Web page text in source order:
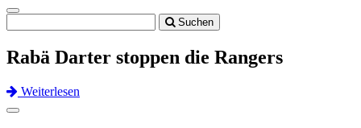
Toggle
navigation
Suchen
Rabä Darter stoppen die Rangers
Weiterlesen
Previous
Next
Toggle